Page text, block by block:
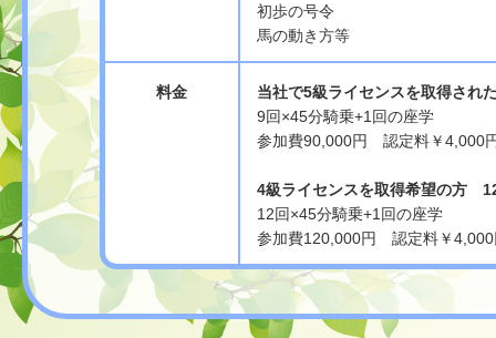
初歩の号令
馬の動き方等
料金
当社で5級ライセンスを取得さ
9回×45分騎乗+1回の座学
参加費90,000円 認定料￥4,000
4級ライセンスを取得希望の方
12回×45分騎乗+1回の座学
参加費120,000円 認定料￥